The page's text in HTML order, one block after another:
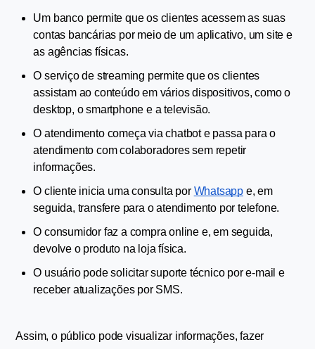
Um banco permite que os clientes acessem as suas
contas bancárias por meio de um aplicativo, um site e
as agências físicas.
O serviço de streaming permite que os clientes
assistam ao conteúdo em vários dispositivos, como o
desktop, o smartphone e a televisão.
O atendimento começa via chatbot e passa para o
atendimento com colaboradores sem repetir
informações.
O cliente inicia uma consulta por Whatsapp e, em
seguida, transfere para o atendimento por telefone.
O consumidor faz a compra online e, em seguida,
devolve o produto na loja física.
O usuário pode solicitar suporte técnico por e-mail e
receber atualizações por SMS.
Assim, o público pode visualizar informações, fazer